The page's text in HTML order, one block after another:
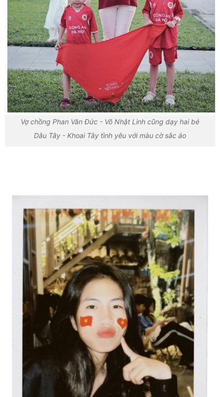
Vợ chồng Phan Văn Đức - Võ Nhật Linh cũng dạy hai bé
Dâu Tây - Khoai Tây tình yêu với màu cờ sắc áo